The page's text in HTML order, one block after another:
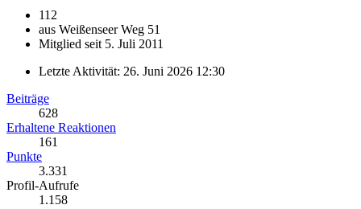
112
aus Weißenseer Weg 51
Mitglied seit 5. Juli 2011
Letzte Aktivität: 26. Juni 2026 12:30
Beiträge
628
Erhaltene Reaktionen
161
Punkte
3.331
Profil-Aufrufe
1.158